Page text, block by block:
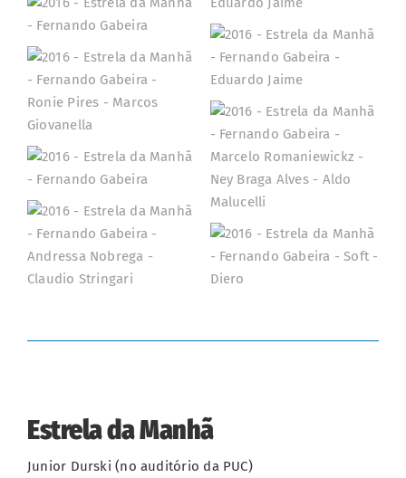
Estrela da Manhã
Junior Durski (no auditório da PUC)